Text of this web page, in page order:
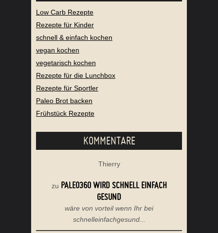
Low Carb Rezepte
Rezepte für Kinder
schnell & einfach kochen
vegan kochen
vegetarisch kochen
Rezepte für die Lunchbox
Rezepte für Sportler
Paleo Brot backen
Frühstück Rezepte
KOMMENTARE
Thierry
zu PALEO360 WIRD SCHNELL EINFACH
GESUND
wäre von vorteil wenn Ihr bei
schnelleinfachgesund...